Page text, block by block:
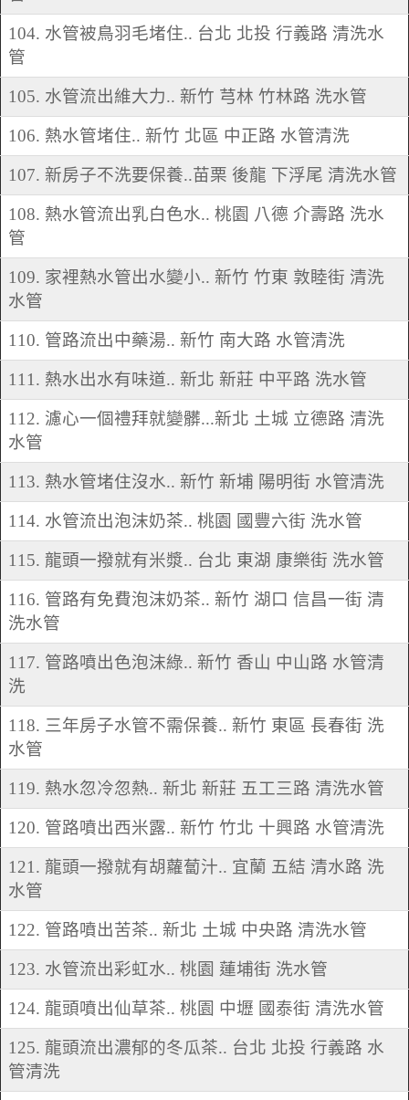
104. 水管被鳥羽毛堵住.. 台北 北投 行義路 清洗水
管
105. 水管流出維大力.. 新竹 芎林 竹林路 洗水管
106. 熱水管堵住.. 新竹 北區 中正路 水管清洗
107. 新房子不洗要保養..苗栗 後龍 下浮尾 清洗水管
108. 熱水管流出乳白色水.. 桃園 八德 介壽路 洗水
管
109. 家裡熱水管出水變小.. 新竹 竹東 敦睦街 清洗
水管
110. 管路流出中藥湯.. 新竹 南大路 水管清洗
111. 熱水出水有味道.. 新北 新莊 中平路 洗水管
112. 濾心一個禮拜就變髒...新北 土城 立德路 清洗
水管
113. 熱水管堵住沒水.. 新竹 新埔 陽明街 水管清洗
114. 水管流出泡沫奶茶.. 桃園 國豐六街 洗水管
115. 龍頭一撥就有米漿.. 台北 東湖 康樂街 洗水管
116. 管路有免費泡沫奶茶.. 新竹 湖口 信昌一街 清
洗水管
117. 管路噴出色泡沫綠.. 新竹 香山 中山路 水管清
洗
118. 三年房子水管不需保養.. 新竹 東區 長春街 洗
水管
119. 熱水忽冷忽熱.. 新北 新莊 五工三路 清洗水管
120. 管路噴出西米露.. 新竹 竹北 十興路 水管清洗
121. 龍頭一撥就有胡蘿蔔汁.. 宜蘭 五結 清水路 洗
水管
122. 管路噴出苦茶.. 新北 土城 中央路 清洗水管
123. 水管流出彩虹水.. 桃園 蓮埔街 洗水管
124. 龍頭噴出仙草茶.. 桃園 中壢 國泰街 清洗水管
125. 龍頭流出濃郁的冬瓜茶.. 台北 北投 行義路 水
管清洗